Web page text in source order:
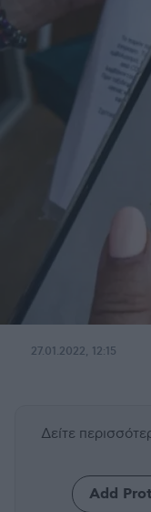
27.01.2022, 12:15
Δείτε
Add